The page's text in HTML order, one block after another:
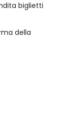
biglietti
della